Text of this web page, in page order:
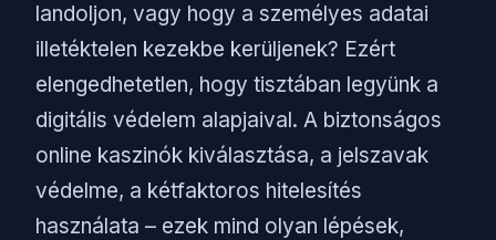
landoljon, vagy hogy a személyes adatai
illetéktelen kezekbe kerüljenek? Ezért
elengedhetetlen, hogy tisztában legyünk a
digitális védelem alapjaival. A biztonságos
online kaszinók kiválasztása, a jelszavak
védelme, a kétfaktoros hitelesítés
használata – ezek mind olyan lépések,